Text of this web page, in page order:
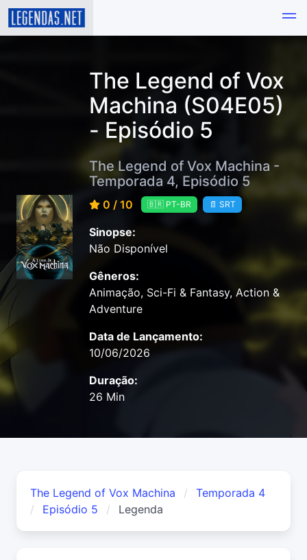
The Legend of Vox
Machina (S04E05)
- Episódio 5
The Legend of Vox Machina -
Temporada 4, Episódio 5
0 / 10 🇧🇷 PT-BR 📄 SRT
Sinopse:
Não Disponível
Gêneros:
Animação, Sci-Fi & Fantasy, Action &
Adventure
Data de Lançamento:
10/06/2026
Duração:
26 Min
The Legend of Vox Machina
Temporada 4
Episódio 5
Legenda